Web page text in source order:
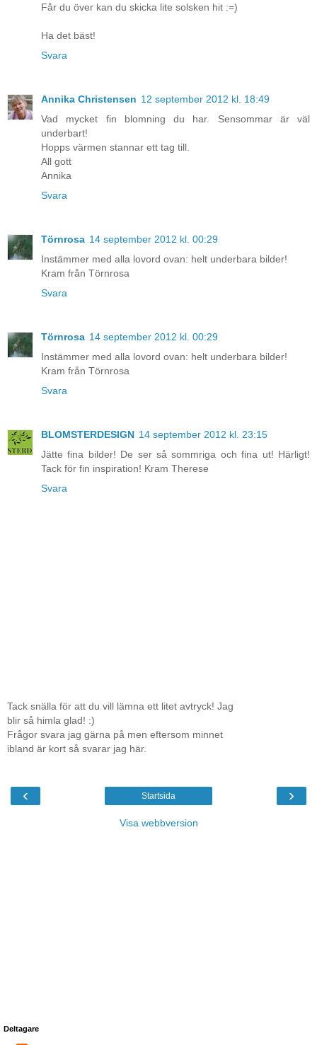
Får du över kan du skicka lite solsken hit :=)
Ha det bäst!
Svara
Annika Christensen 12 september 2012 kl. 18:49
Vad mycket fin blomning du har. Sensommar är väl
underbart!
Hopps värmen stannar ett tag till.
All gott
Annika
Svara
Törnrosa 14 september 2012 kl. 00:29
Instämmer med alla lovord ovan: helt underbara bilder!
Kram från Törnrosa
Svara
Törnrosa 14 september 2012 kl. 00:29
Instämmer med alla lovord ovan: helt underbara bilder!
Kram från Törnrosa
Svara
BLOMSTERDESIGN 14 september 2012 kl. 23:15
Jätte fina bilder! De ser så sommriga och fina ut! Härligt!
Tack för fin inspiration! Kram Therese
Svara
Tack snälla för att du vill lämna ett litet avtryck! Jag
blir så himla glad! :)
Frågor svara jag gärna på men eftersom minnet
ibland är kort så svarar jag här.
‹ ›
Startsida
Visa webbversion
Deltagare